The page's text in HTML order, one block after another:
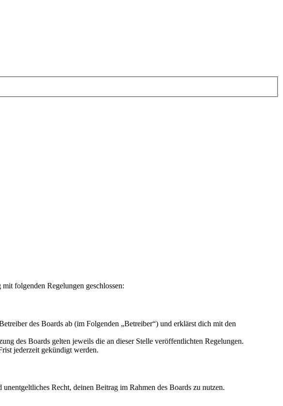
folgenden Regelungen geschlossen:
des Boards ab (im Folgenden „Betreiber“) und erklärst dich mit den
des Boards gelten jeweils die an dieser Stelle veröffentlichten Regelungen.
jederzeit gekündigt werden.
Recht, deinen Beitrag im Rahmen des Boards zu nutzen.